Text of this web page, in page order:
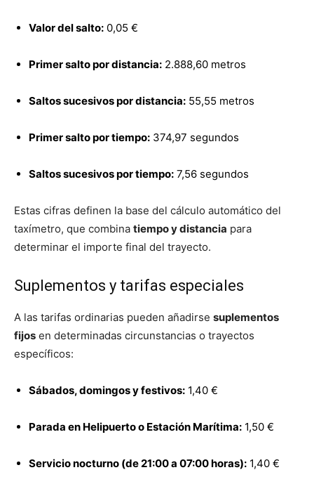
Valor del salto: 0,05 €
Primer salto por distancia: 2.888,60 metros
Saltos sucesivos por distancia: 55,55 metros
Primer salto por tiempo: 374,97 segundos
Saltos sucesivos por tiempo: 7,56 segundos
Estas cifras definen la base del cálculo automático del
taxímetro, que combina tiempo y distancia para
determinar el importe final del trayecto.
Suplementos y tarifas especiales
A las tarifas ordinarias pueden añadirse suplementos
fijos en determinadas circunstancias o trayectos
específicos:
Sábados, domingos y festivos: 1,40 €
Parada en Helipuerto o Estación Marítima: 1,50 €
Servicio nocturno (de 21:00 a 07:00 horas): 1,40 €